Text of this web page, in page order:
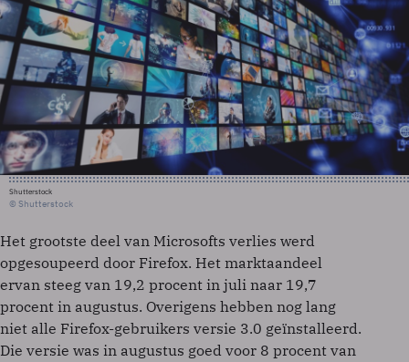
Shutterstock
© Shutterstock
Het grootste deel van Microsofts verlies werd
opgesoupeerd door Firefox. Het marktaandeel
ervan steeg van 19,2 procent in juli naar 19,7
procent in augustus. Overigens hebben nog lang
niet alle Firefox-gebruikers versie 3.0 geïnstalleerd.
Die versie was in augustus goed voor 8 procent van